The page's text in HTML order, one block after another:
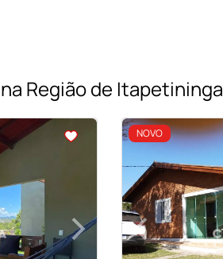
Região de Itapetininga
›
Next
NOVO
<<<<
‹Previous